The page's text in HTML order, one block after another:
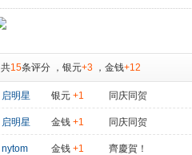
共15条评分 ， 银元+3 ， 金钱+12
启明星 银元 +1 同庆同贺
启明星 金钱 +1 同庆同贺
nytom 金钱 +1 齊慶賀！